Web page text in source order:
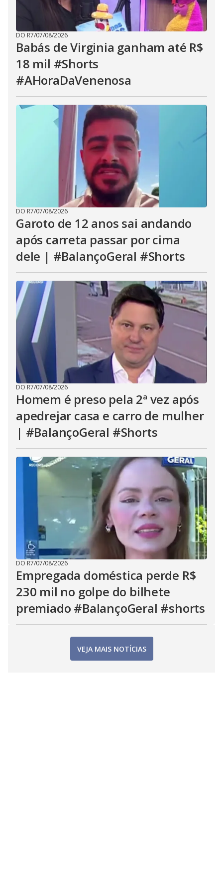
DO R7/07/08/2026
Babás de Virginia ganham até R$
18 mil #Shorts
#AHoraDaVenenosa
DO R7/07/08/2026
Garoto de 12 anos sai andando
após carreta passar por cima
dele | #BalançoGeral #Shorts
DO R7/07/08/2026
Homem é preso pela 2ª vez após
apedrejar casa e carro de mulher
| #BalançoGeral #Shorts
DO R7/07/08/2026
Empregada doméstica perde R$
230 mil no golpe do bilhete
premiado #BalançoGeral #shorts
VEJA MAIS NOTÍCIAS